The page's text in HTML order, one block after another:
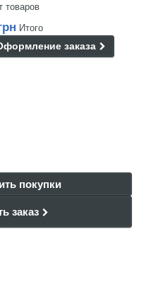
товаров
Итого
заказа
покупки
заказ